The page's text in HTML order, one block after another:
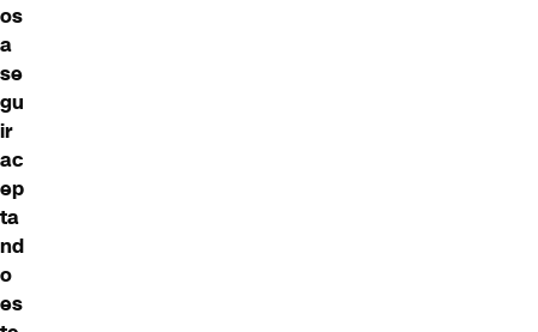
os
a
se
gu
ir
ac
ep
ta
nd
o
es